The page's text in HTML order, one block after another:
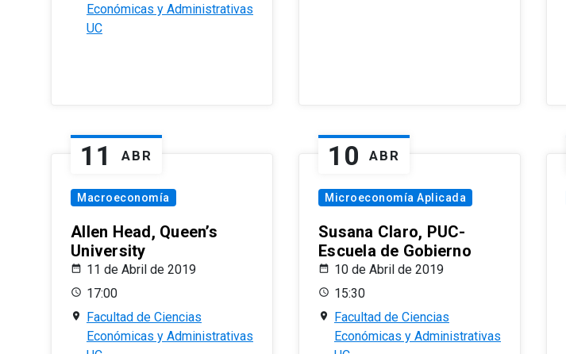
Económicas y Administrativas
UC
11 ABR
Macroeconomía
Allen Head, Queen’s
University
11 de Abril de 2019
17:00
Facultad de Ciencias
Económicas y Administrativas
10 ABR
Microeconomía Aplicada
Susana Claro, PUC-
Escuela de Gobierno
10 de Abril de 2019
15:30
Facultad de Ciencias
Económicas y Administrativas